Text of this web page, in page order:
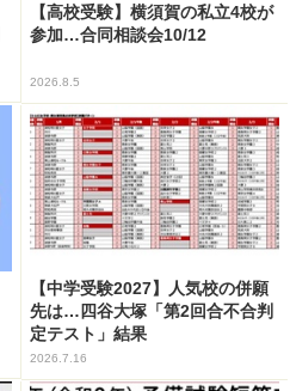
【高校受験】横須賀の私立4校が
参加…合同相談会10/12
2026.8.5
【中学受験2027】人気校の併願
先は…四谷大塚「第2回合不合判
定テスト」結果
2026.7.16